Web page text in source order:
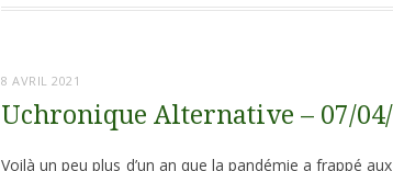
8 AVRIL 2021
Uchronique Alternative – 07/
Voilà un peu plus d’un an que la pandémie a frappé